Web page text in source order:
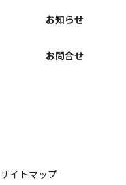
お知らせ
お問合せ
サイトマップ